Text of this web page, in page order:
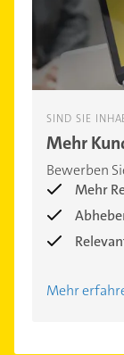
SIND SIE
Mehr
Bewerben
Mehr
Mehr